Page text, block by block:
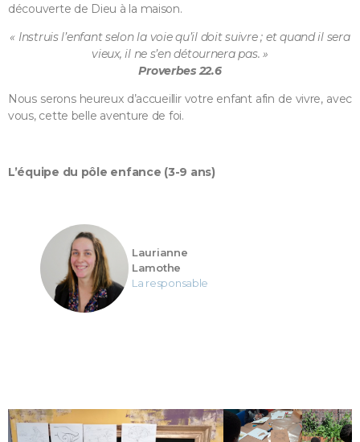
découverte de Dieu à la maison.
« Instruis l’enfant selon la voie qu’il doit suivre ; et quand il sera
vieux, il ne s’en détournera pas. »
Proverbes 22.6
Nous serons heureux d’accueillir votre enfant afin de vivre, avec
vous, cette belle aventure de foi.
L’équipe du pôle enfance (3-9 ans)
Laurianne
Lamothe
La responsable